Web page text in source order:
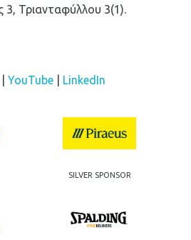
3, Τριανταφύλλου 3(1).
|YouTube LinkedIn
SILVER SPONSOR